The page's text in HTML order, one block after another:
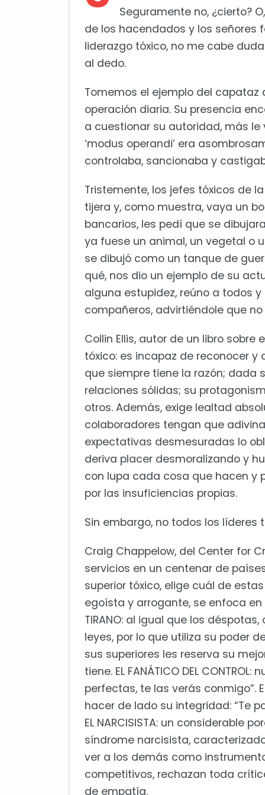
Seguramente no, ¿cierto?
de los hacendados y los señores
liderazgo tóxico, no me cabe
al dedo.
Tomemos el ejemplo del
operación diaria. Su presencia
a cuestionar su autoridad, más
‘modus operandi’ era
controlaba, sancionaba y
Tristemente, los jefes tóxicos de
tijera y, como muestra, vaya un
bancarios, les pedí que se
ya fuese un animal, un vegetal o
se dibujó como un tanque de
qué, nos dio un ejemplo de su
alguna estupidez, reúno a todos
compañeros, advirtiéndole que
Collin Ellis, autor de un libro
tóxico: es incapaz de reconocer
que siempre tiene la razón;
relaciones sólidas; su
otros. Además, exige lealtad
colaboradores tengan que
expectativas desmesuradas lo
deriva placer desmoralizando y
con lupa cada cosa que hacen y
por las insuficiencias propias.
Sin embargo, no todos los
Craig Chappelow, del Center for
servicios en un centenar de
superior tóxico, elige cuál de estas
egoísta y arrogante, se enfoca
TIRANO: al igual que los
leyes, por lo que utiliza su poder
sus superiores les reserva su
tiene. EL FANÁTICO DEL
perfectas, te las verás conmigo”.
hacer de lado su integridad: “Te
EL NARCISISTA: un considerable
síndrome narcisista,
ver a los demás como
competitivos, rechazan toda
de empatía.